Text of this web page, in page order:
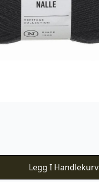
Legg I Handlekurv